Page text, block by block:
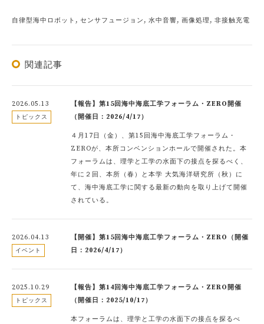
自律型海中ロボット, センサフュージョン, 水中音響, 画像処理, 非接触充電
関連記事
2026.05.13
トピックス
【報告】第15回海中海底工学フォーラム・ZERO開催
（開催日：2026/4/17）
４月17日（金）、第15回海中海底工学フォーラム・
ZEROが、本所コンベンションホールで開催された。本
フォーラムは、理学と工学の水面下の接点を探るべく、
年に２回、本所（春）と本学 大気海洋研究所（秋）に
て、海中海底工学に関する最新の動向を取り上げて開催
されている。
2026.04.13
イベント
【開催】第15回海中海底工学フォーラム・ZERO（開催
日：2026/4/17）
2025.10.29
トピックス
【報告】第14回海中海底工学フォーラム・ZERO開催
（開催日：2025/10/17）
本フォーラムは、理学と工学の水面下の接点を探るべ